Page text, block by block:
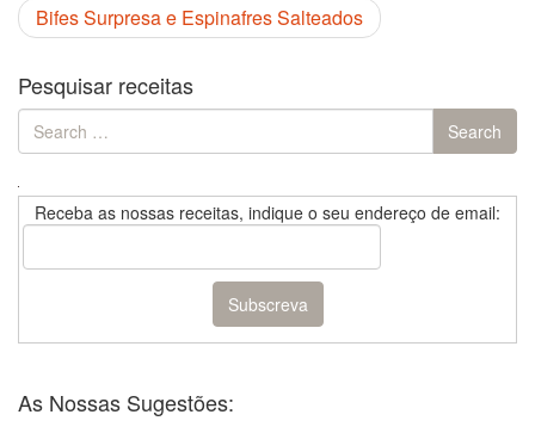
Bifes Surpresa e Espinafres Salteados
Pesquisar receitas
Search
for:
Search
Receba as nossas receitas, indique o seu endereço de email:
As Nossas Sugestões: